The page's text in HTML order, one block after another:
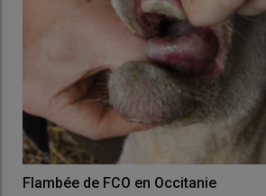
Flambée de FCO en Occitanie